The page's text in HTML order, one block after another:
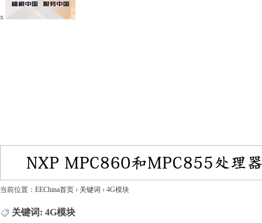
x
当前位置： EEChina首页 › 关键词 › 4G模块
关键词: 4G模块